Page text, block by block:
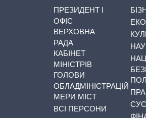
ПРЕЗИДЕНТ І
ОФІС
ВЕРХОВНА
РАДА
КАБІНЕТ
МІНІСТРІВ
ГОЛОВИ
ОБЛАДМІНІСТРАЦІЙ
МЕРИ МІСТ
ВСІ ПЕРСОНИ